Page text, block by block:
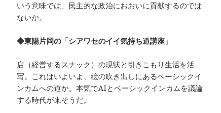
いう意味では、民主的な政治におおいに貢献するのでは
ないか。
◆東陽片岡の「シアワセのイイ気持ち道講座」
店（経営するスナック）の現状と引きこもり生活を活
写。これはいよいよ、絵の吹き出しにあるベーシックイ
ンカムへの道か。本気でAIとベーシックインカムを議論
する時代が来そうだ。